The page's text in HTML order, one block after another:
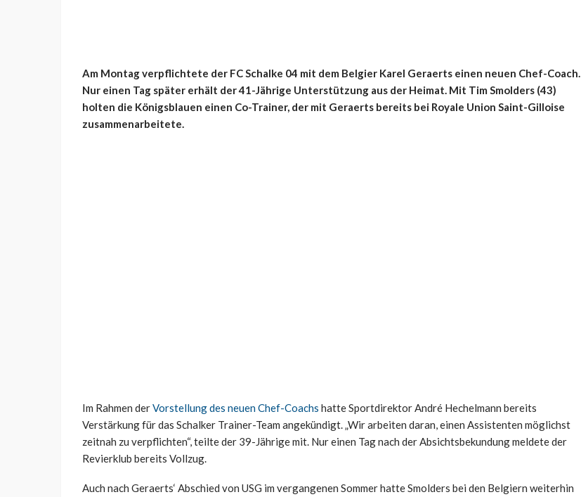
Am Montag verpflichtete der FC Schalke 04 mit dem Belgier Karel Geraerts einen neuen Chef-Coach.
Nur einen Tag später erhält der 41-Jährige Unterstützung aus der Heimat. Mit Tim Smolders (43)
holten die Königsblauen einen Co-Trainer, der mit Geraerts bereits bei Royale Union Saint-Gilloise
zusammenarbeitete.
Im Rahmen derVorstellung des neuen Chef-Coachs hatte Sportdirektor André Hechelmann bereits
Verstärkung für das Schalker Trainer-Team angekündigt. „Wir arbeiten daran, einen Assistenten möglichst
zeitnah zu verpflichten“, teilte der 39-Jährige mit. Nur einen Tag nach der Absichtsbekundung meldete der
Revierklub bereits Vollzug.
Auch nach Geraerts‘ Abschied von USG im vergangenen Sommer hatte Smolders bei den Belgiern weiterhin